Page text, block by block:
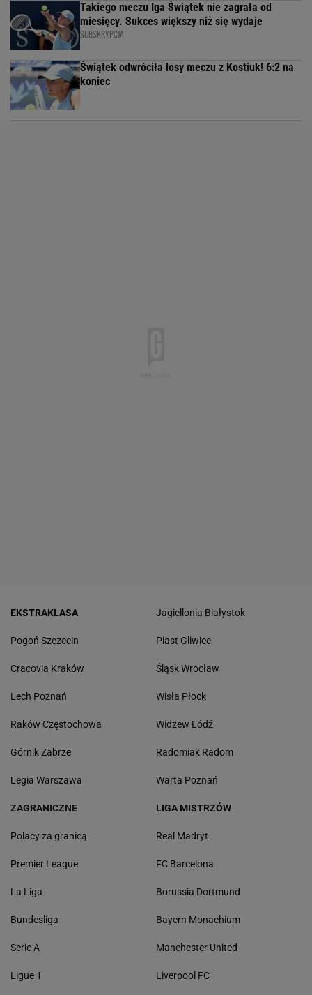
Takiego meczu Iga Świątek nie zagrała od
miesięcy. Sukces większy niż się wydaje
SUBSKRYPCJA
Świątek odwróciła losy meczu z Kostiuk! 6:2 na
koniec
EKSTRAKLASA
Pogoń Szczecin
Cracovia Kraków
Lech Poznań
Raków Częstochowa
Górnik Zabrze
Legia Warszawa
Jagiellonia Białystok
Piast Gliwice
Śląsk Wrocław
Wisła Płock
Widzew Łódź
Radomiak Radom
Warta Poznań
ZAGRANICZNE
Polacy za granicą
Premier League
La Liga
Bundesliga
Serie A
Ligue 1
LIGA MISTRZÓW
Real Madryt
FC Barcelona
Borussia Dortmund
Bayern Monachium
Manchester United
Liverpool FC